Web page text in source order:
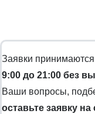
Заявки
9:00 до 21:00 без
Ваши вопросы,
оставьте заявку на